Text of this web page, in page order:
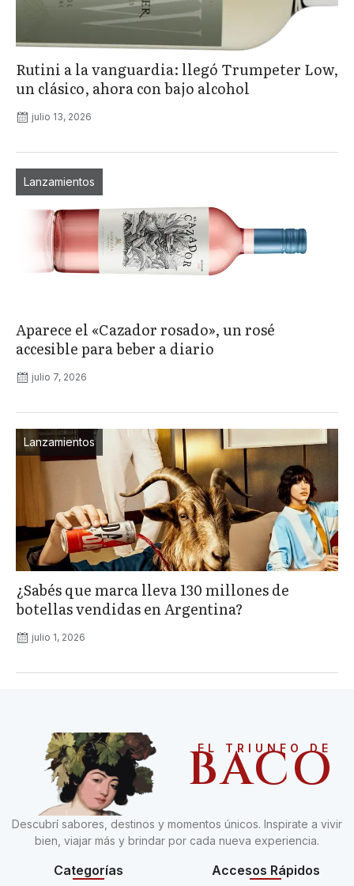
Rutini a la vanguardia: llegó Trumpeter Low,
un clásico, ahora con bajo alcohol
julio 13, 2026
Lanzamientos
Aparece el «Cazador rosado», un rosé
accesible para beber a diario
julio 7, 2026
Lanzamientos
¿Sabés que marca lleva 130 millones de
botellas vendidas en Argentina?
julio 1, 2026
EL TRIUNFO DE
BACO
Descubrí sabores, destinos y momentos únicos. Inspirate a vivir
bien, viajar más y brindar por cada nueva experiencia.
Categorías
Accesos Rápidos